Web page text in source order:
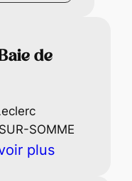
de
SOMME
plus